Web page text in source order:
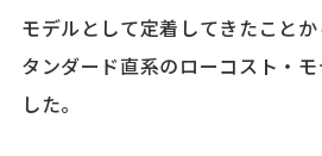
モデルとして定着してきたこと
タンダード直系のローコスト・
した。